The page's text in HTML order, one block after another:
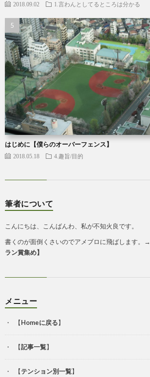
2018.09.02 1.言わんとしてるところは分かる
はじめに【僕らのオーバーフェンス】
2018.05.18 4.趣旨/目的
筆者について
こんにちは、こんばんわ、私が不知火良です。
書くのが面倒くさいのでアメブロに飛ばします。→
ラン賞集め】
メニュー
【Homeに戻る】
【記事一覧】
【テンション別一覧】